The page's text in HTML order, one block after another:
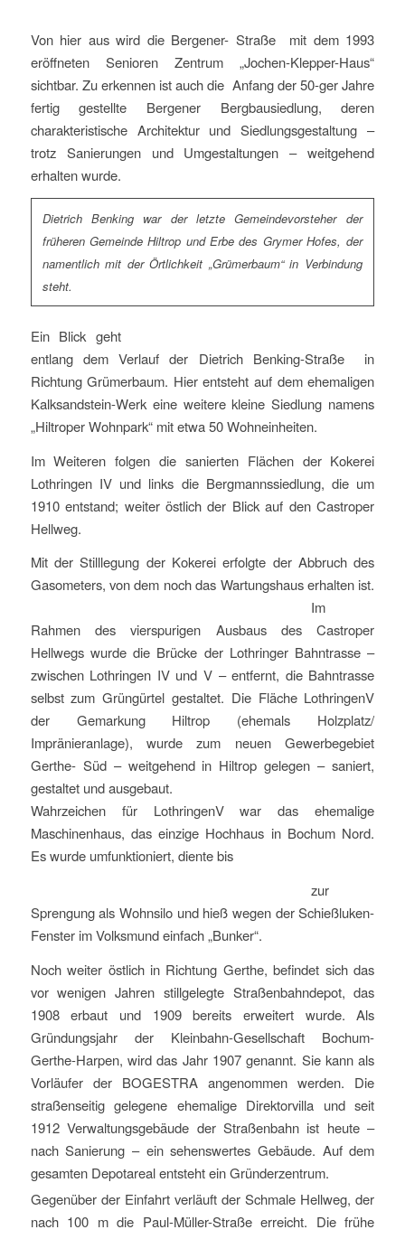
Von hier aus wird die Bergener- Straße mit dem 1993
eröffneten Senioren Zentrum „Jochen-Klepper-Haus“
sichtbar. Zu erkennen ist auch die Anfang der 50-ger Jahre
fertig gestellte Bergener Bergbausiedlung, deren
charakteristische Architektur und Siedlungsgestaltung –
trotz Sanierungen und Umgestaltungen – weitgehend
erhalten wurde.
Dietrich Benking war der letzte Gemeindevorsteher der
früheren Gemeinde Hiltrop und Erbe des Grymer Hofes, der
namentlich mit der Örtlichkeit „Grümerbaum“ in Verbindung
steht.
Ein Blick geht
entlang dem Verlauf der Dietrich Benking-Straße in
Richtung Grümerbaum. Hier entsteht auf dem ehemaligen
Kalksandstein-Werk eine weitere kleine Siedlung namens
„Hiltroper Wohnpark“ mit etwa 50 Wohneinheiten.
Im Weiteren folgen die sanierten Flächen der Kokerei
Lothringen IV und links die Bergmannssiedlung, die um
1910 entstand; weiter östlich der Blick auf den Castroper
Hellweg.
Mit der Stilllegung der Kokerei erfolgte der Abbruch des
Gasometers, von dem noch das Wartungshaus erhalten ist.
Im
Rahmen des vierspurigen Ausbaus des Castroper
Hellwegs wurde die Brücke der Lothringer Bahntrasse –
zwischen Lothringen IV und V – entfernt, die Bahntrasse
selbst zum Grüngürtel gestaltet. Die Fläche LothringenV
der Gemarkung Hiltrop (ehemals Holzplatz/
Impränieranlage), wurde zum neuen Gewerbegebiet
Gerthe- Süd – weitgehend in Hiltrop gelegen – saniert,
gestaltet und ausgebaut.
Wahrzeichen für LothringenV war das ehemalige
Maschinenhaus, das einzige Hochhaus in Bochum Nord.
Es wurde umfunktioniert, diente bis
zur
Sprengung als Wohnsilo und hieß wegen der Schießluken-
Fenster im Volksmund einfach „Bunker“.
Noch weiter östlich in Richtung Gerthe, befindet sich das
vor wenigen Jahren stillgelegte Straßenbahndepot, das
1908 erbaut und 1909 bereits erweitert wurde. Als
Gründungsjahr der Kleinbahn-Gesellschaft Bochum-
Gerthe-Harpen, wird das Jahr 1907 genannt. Sie kann als
Vorläufer der BOGESTRA angenommen werden. Die
straßenseitig gelegene ehemalige Direktorvilla und seit
1912 Verwaltungsgebäude der Straßenbahn ist heute –
nach Sanierung – ein sehenswertes Gebäude. Auf dem
gesamten Depotareal entsteht ein Gründerzentrum.
Gegenüber der Einfahrt verläuft der Schmale Hellweg, der
nach 100 m die Paul-Müller-Straße erreicht. Die frühe